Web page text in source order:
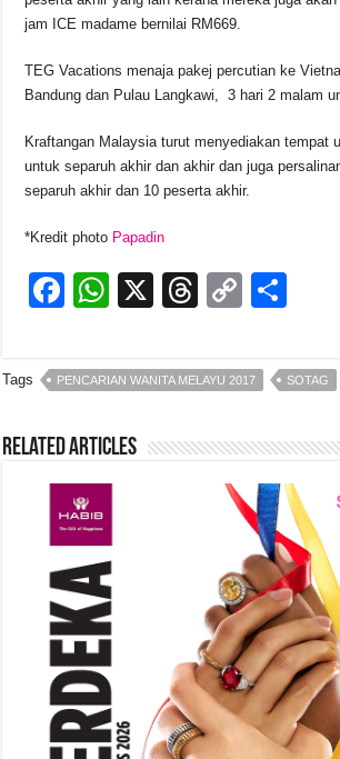
jam ICE madame bernilai RM669.
TEG Vacations menaja pakej percutian ke
Bandung dan Pulau Langkawi, 3 hari 2 malam
Kraftangan Malaysia turut menyediakan tempat
untuk separuh akhir dan akhir dan juga
separuh akhir dan 10 peserta akhir.
*Kredit photo Papadin
F
c
e
b
o
o
k
W
at
s
A
p
X
T
e
a
d
s
C
p
y
Li
n
k
ar
e
Tags PENCARIAN WANITA MELAYU 2017 SOTAG
Related Articles